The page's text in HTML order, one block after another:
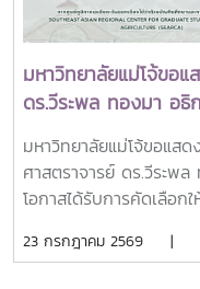
ยกระดับศักยภาพด้านก
มหากรุณาธิคุณอย่างหา
มหาวิทยาลัยแม่โจ้ขอ
ดร.วีระพล ทองมา อธิ
ได้รับรางวัล
Alumni (OSSA)
มหาวิทยาลัยแม่โจ้ขอแส
ศาสตราจารย์ ดร.วีระพ
โอกาสได้รับการคัดเลือก
ศูนย์ภูมิภาคเอเชียตะวันอ
23 กรกฎาคม 2569 |